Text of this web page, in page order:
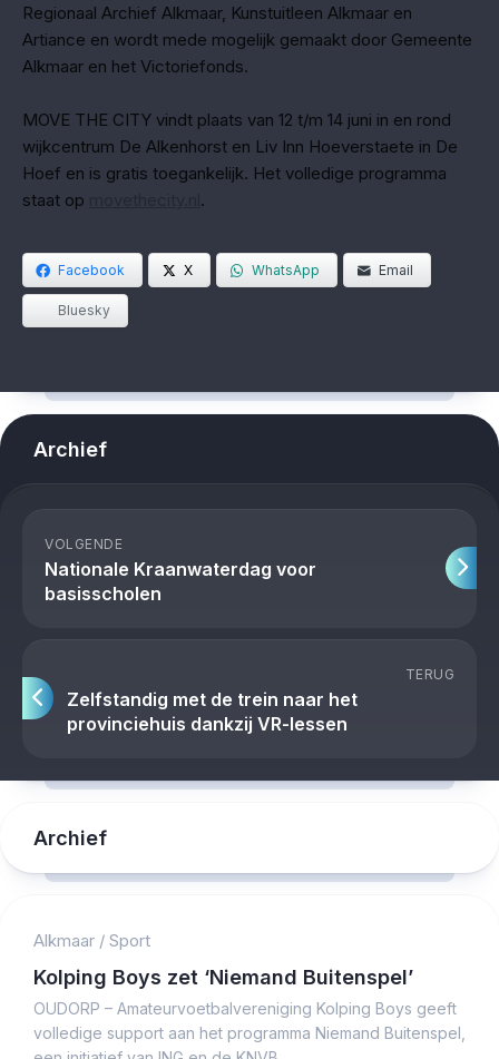
Regionaal Archief Alkmaar, Kunstuitleen Alkmaar en
Artiance en wordt mede mogelijk gemaakt door Gemeente
Alkmaar en het Victoriefonds.
MOVE THE CITY vindt plaats van 12 t/m 14 juni in en rond
wijkcentrum De Alkenhorst en Liv Inn Hoeverstaete in De
Hoef en is gratis toegankelijk. Het volledige programma
staat op
.
Facebook X WhatsApp Email
Bluesky
Archief
VOLGENDE
Nationale Kraanwaterdag voor
basisscholen
TERUG
Zelfstandig met de trein naar het
provinciehuis dankzij VR-lessen
Archief
Alkmaar / Sport
Kolping Boys zet ‘Niemand Buitenspel’
OUDORP – Amateurvoetbalvereniging Kolping Boys geeft
volledige support aan het programma Niemand Buitenspel,